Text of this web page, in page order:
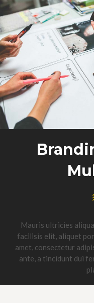
Mauris ultricies
facilisis elit, aliquet
amet, consectetur
ante, a tincidunt dui